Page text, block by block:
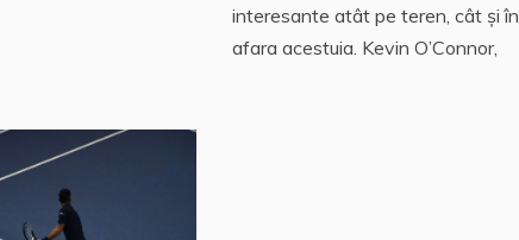
interesante atât pe teren, cât și în
afara acestuia. Kevin O’Connor,